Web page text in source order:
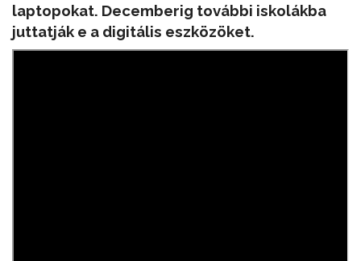
laptopokat. Decemberig további iskolákba
juttatják e a digitális eszközöket.